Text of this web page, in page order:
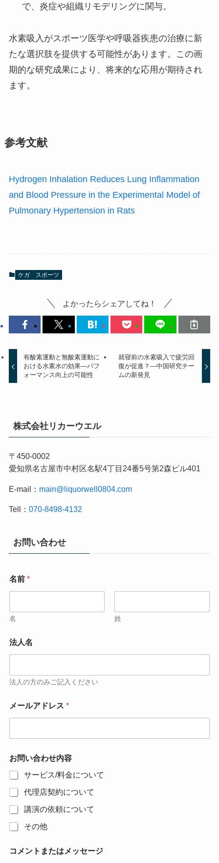
で、炎症や組織リモデリングに関与。
水素吸入がスポーツ医学や呼吸器疾患の治療に新
たな選択肢を提供する可能性があります。この画
期的な研究成果により、将来的な応用が期待され
ます。
参考文献
Hydrogen Inhalation Reduces Lung Inflammation
and Blood Pressure in the Experimental Model of
Pulmonary Hypertension in Rats
ケガ スポーツ
よかったらシェアしてね！
有酸素運動と無酸素運動に
おける水素水の効果—パフ
ォーマンス向上の可能性
就寝前の水素吸入で疲労回
復が促進？—中国研究チー
ムの新発見
株式会社リカーウエル
〒450-0002
愛知県名古屋市中村区名駅4丁目24番5号第2森ビル401
E-mail： main@liquorwell0804.com
Tell： 070-8498-4132
お問い合わせ
名前 *
名 姓
法人名
法人の方のみご記入ください
メールアドレス *
お問い合わせ内容
サービス/料金について
代理店契約について
講演の依頼について
その他
コメントまたはメッセージ